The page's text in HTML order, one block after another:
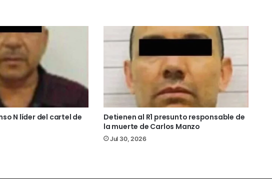
N líder del cartel de
Detienen al R1 presunto responsable de
la muerte de Carlos Manzo
Jul 30, 2026